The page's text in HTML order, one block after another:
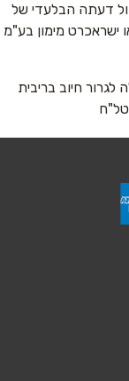
דעתה הבלעדי של
ישראכרט מימון בע"מ
לגרור חיוב בריבית
טל"ח